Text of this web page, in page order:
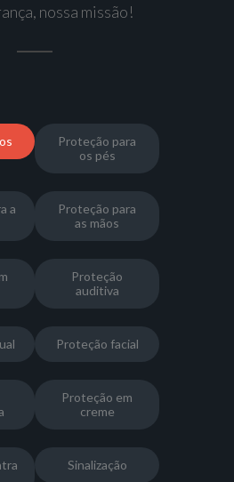
nossa missão!
Proteção para
os pés
a
Proteção para
as mãos
Proteção
auditiva
Proteção facial
Proteção em
creme
Sinalização